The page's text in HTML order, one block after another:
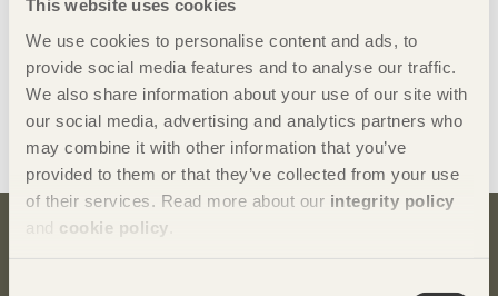
This website uses cookies
We use cookies to personalise content and ads, to
provide social media features and to analyse our traffic.
We also share information about your use of our site with
our social media, advertising and analytics partners who
may combine it with other information that you’ve
provided to them or that they’ve collected from your use
of their services. Read more about our integrity policy
and cookie policy
hisschakten. Den understa våningen är dock djuten i betong
för att ge husen tillräcklig stabilitet. Kvarteret Limnologen
utgör ett lysande exempel på hur man kan bygga stort och
spännande i trä.
Dela denna sida:
Bli inspirerad och lär dig mer om trä